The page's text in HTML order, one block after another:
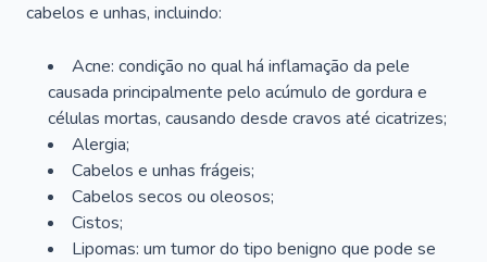
cabelos e unhas, incluindo:
Acne: condição no qual há inflamação da pele
causada principalmente pelo acúmulo de gordura e
células mortas, causando desde cravos até cicatrizes;
Alergia;
Cabelos e unhas frágeis;
Cabelos secos ou oleosos;
Cistos;
Lipomas: um tumor do tipo benigno que pode se